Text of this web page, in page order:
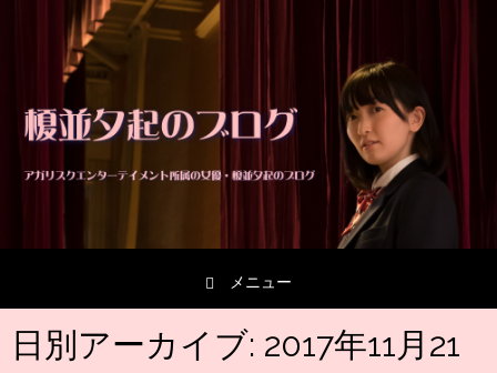
メニュー
日別アーカイブ: 2017年11月21